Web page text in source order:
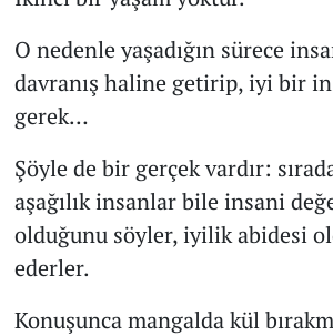
O nedenle yaşadığın sürece
davranış haline getirip, iyi bir
gerek…
Şöyle de bir gerçek vardır:
aşağılık insanlar bile insani
olduğunu söyler, iyilik abidesi
ederler.
Konuşunca mangalda kül